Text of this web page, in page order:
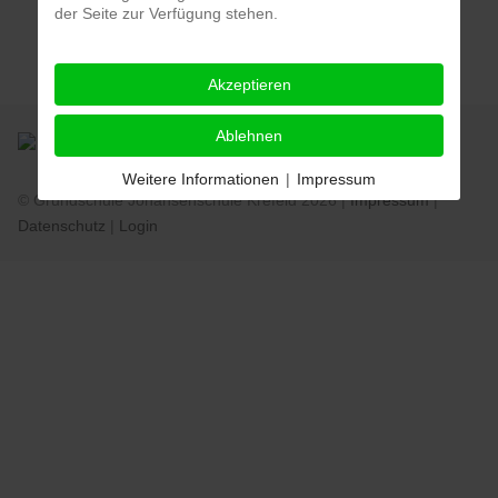
Aufrufe: 784
© Grundschule Johansenschule Krefeld 2026 |Impressum|
Datenschutz
Login
der Seite zur Verfügung stehen.
Akzeptieren
Ablehnen
Weitere Informationen | Impressum